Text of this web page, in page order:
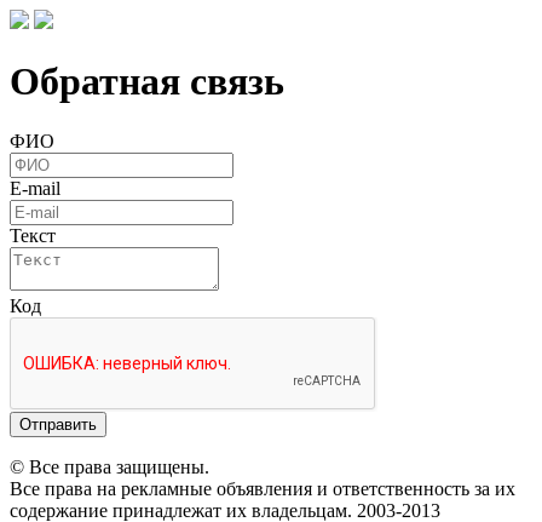
Обратная связь
ФИО
E-mail
Текст
Код
Отправить
© Все права защищены.
Все права на рекламные объявления и ответственность за их
содержание принадлежат их владельцам. 2003-2013